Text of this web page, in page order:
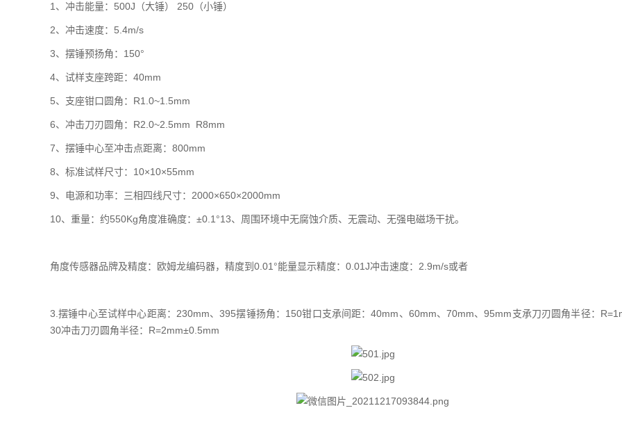
1、冲击能量：500J（大锤） 250（小锤）
2、冲击速度：5.4m/s
3、摆锤预扬角：150°
4、试样支座跨距：40mm
5、支座钳口圆角：R1.0~1.5mm
6、冲击刀刃圆角：R2.0~2.5mm R8mm
7、摆锤中心至冲击点距离：800mm
8、标准试样尺寸：10×10×55mm
9、电源和功率：三相四线尺寸：2000×650×2000mm
10、重量：约550Kg角度准确度：±0.1°13、周围环境中无腐蚀介质、无震动、无强电磁场干扰。
角度传感器品牌及精度：欧姆龙编码器，精度到0.01°能量显示精度：0.01J冲击速度：2.9m/s或者
3.摆锤中心至试样中心距离：230mm、395摆锤扬角：150钳口支承间距：40mm、60mm、70mm、95mm支承刀刃圆角半径：
30冲击刀刃圆角半径：R=2mm±0.5mm